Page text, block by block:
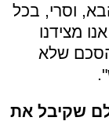
וסרי, בכל
מצידנו
שלא
שקיבל את